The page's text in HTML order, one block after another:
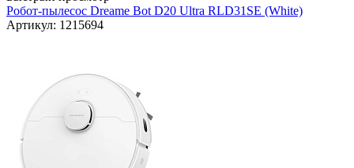
Робот-пылесос Dreame Bot D20 Ultra RLD31SE (White)
Артикул: 1215694